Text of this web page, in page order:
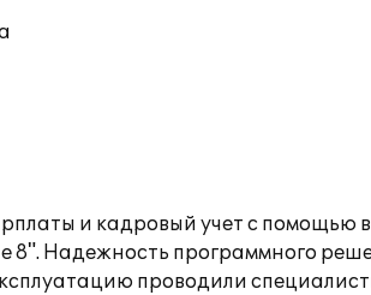
и кадровый учет с
Надежность программного
проводили